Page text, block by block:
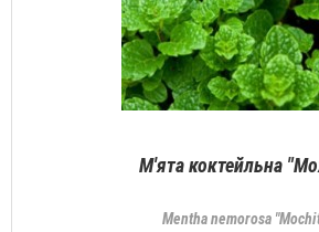
М'ята коктейльна
Mentha nemorosa